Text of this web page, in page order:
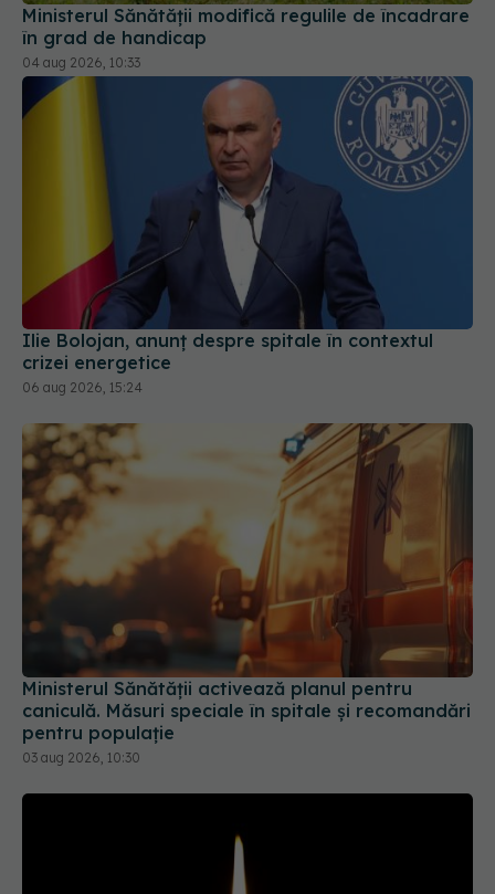
Ministerul Sănătății modifică regulile de încadrare
în grad de handicap
04 aug 2026, 10:33
Ilie Bolojan, anunț despre spitale în contextul
crizei energetice
06 aug 2026, 15:24
Ministerul Sănătății activează planul pentru
caniculă. Măsuri speciale în spitale și recomandări
pentru populație
03 aug 2026, 10:30